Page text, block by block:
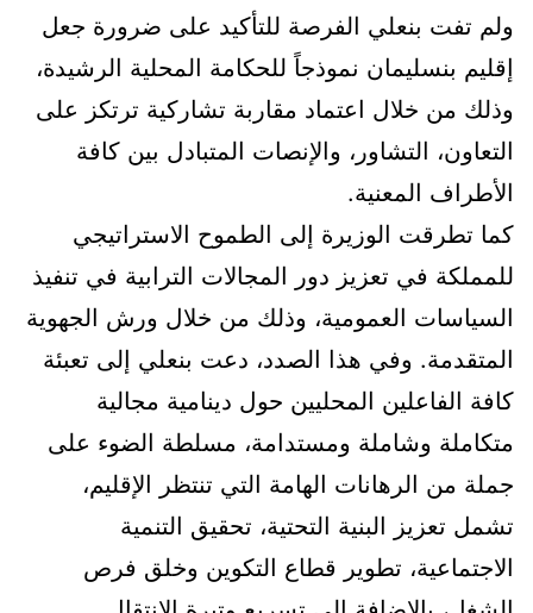
ولم تفت بنعلي الفرصة للتأكيد على ضرورة جعل
إقليم بنسليمان نموذجاً للحكامة المحلية الرشيدة،
وذلك من خلال اعتماد مقاربة تشاركية ترتكز على
التعاون، التشاور، والإنصات المتبادل بين كافة
الأطراف المعنية.
كما تطرقت الوزيرة إلى الطموح الاستراتيجي
للمملكة في تعزيز دور المجالات الترابية في تنفيذ
السياسات العمومية، وذلك من خلال ورش الجهوية
المتقدمة. وفي هذا الصدد، دعت بنعلي إلى تعبئة
كافة الفاعلين المحليين حول دينامية مجالية
متكاملة وشاملة ومستدامة، مسلطة الضوء على
جملة من الرهانات الهامة التي تنتظر الإقليم،
تشمل تعزيز البنية التحتية، تحقيق التنمية
الاجتماعية، تطوير قطاع التكوين وخلق فرص